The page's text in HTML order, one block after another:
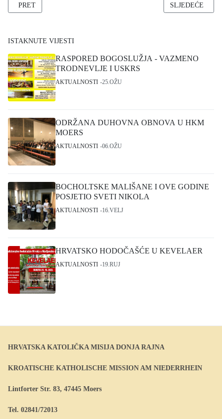
PRETHODNI ČLANAK: KONAČNO SVETA MISA U BOCHOLTU
PRET SLJEDEĆI
SLJEDEĆE
ISTAKNUTE VIJESTI
RASPORED BOGOSLUŽJA - VAZMENO
TRODNEVLJE I USKRS
AKTUALNOSTI 25.OŽU
ODRŽANA DUHOVNA OBNOVA U HKM
MOERS
AKTUALNOSTI 06.OŽU
BOCHOLTSKE MALIŠANE I OVE GODINE
POSJETIO SVETI NIKOLA
AKTUALNOSTI 16.VELJ
HRVATSKO HODOČAŠĆE U KEVELAER
AKTUALNOSTI 19.RUJ
HRVATSKA KATOLIČKA MISIJA DONJA RAJNA
KROATISCHE KATHOLISCHE MISSION AM NIEDERRHEIN
Lintforter Str. 83, 47445 Moers
Tel. 02841/72013